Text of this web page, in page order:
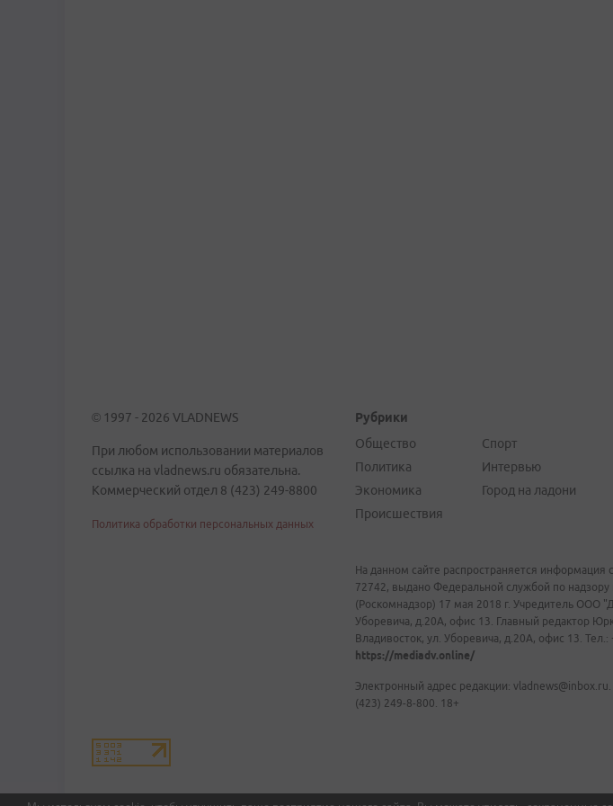
© 1997 - 2026 VLADNEWS
При любом использовании материалов
ссылка на vladnews.ru обязательна.
Коммерческий отдел 8 (423) 249-8800
Политика обработки персональных данных
Рубрики
Общество
Политика
Экономика
Происшествия
Спорт
Интервью
Город на ладони
На данном сайте распространяется
72742, выдано Федеральной службой по
(Роскомнадзор) 17 мая 2018 г. Учредитель ООО
Уборевича, д.20А, офис 13. Главный редактор
Владивосток, ул. Уборевича, д.20А, офис 13. Тел.:
https://mediadv.online/
Электронный адрес редакции:
(423) 249-8-800. 18+